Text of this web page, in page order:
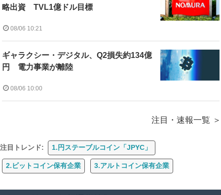
略出資 TVL1億ドル目標
08/06 10:21
ギャラクシー・デジタル、Q2損失約134億
円 電力事業が離陸
08/06 10:00
注目・速報一覧
注目トレンド: 1.円ステーブルコイン「JPYC」
2.ビットコイン保有企業 3.アルトコイン保有企業